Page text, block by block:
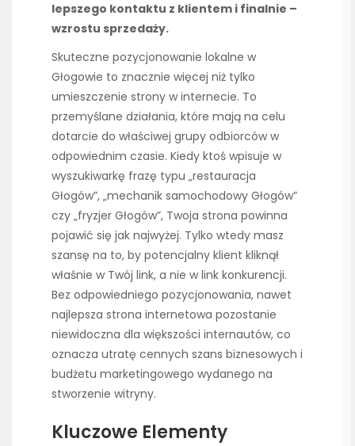
lepszego kontaktu z klientem i finalnie –
wzrostu sprzedaży.
Skuteczne pozycjonowanie lokalne w
Głogowie to znacznie więcej niż tylko
umieszczenie strony w internecie. To
przemyślane działania, które mają na celu
dotarcie do właściwej grupy odbiorców w
odpowiednim czasie. Kiedy ktoś wpisuje w
wyszukiwarkę frazę typu „restauracja
Głogów”, „mechanik samochodowy Głogów”
czy „fryzjer Głogów”, Twoja strona powinna
pojawić się jak najwyżej. Tylko wtedy masz
szansę na to, by potencjalny klient kliknął
właśnie w Twój link, a nie w link konkurencji.
Bez odpowiedniego pozycjonowania, nawet
najlepsza strona internetowa pozostanie
niewidoczna dla większości internautów, co
oznacza utratę cennych szans biznesowych i
budżetu marketingowego wydanego na
stworzenie witryny.
Kluczowe Elementy